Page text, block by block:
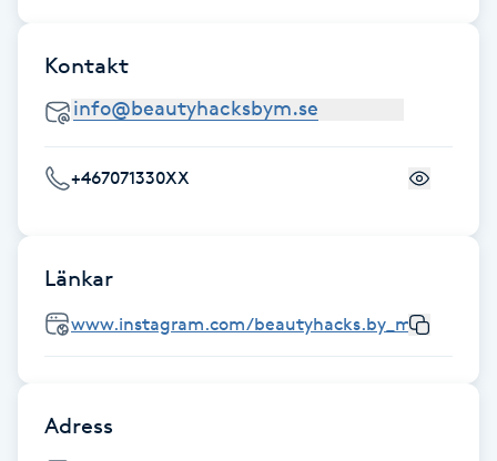
Fotsvamp
Fransar
Fransfärgning
Fransförlängning
Fransförlängning Megavolym
Fransförlängning Volym
Kontakt
+467071330XX
Länkar
www.instagram.com/beautyhacks.by_m
Adress